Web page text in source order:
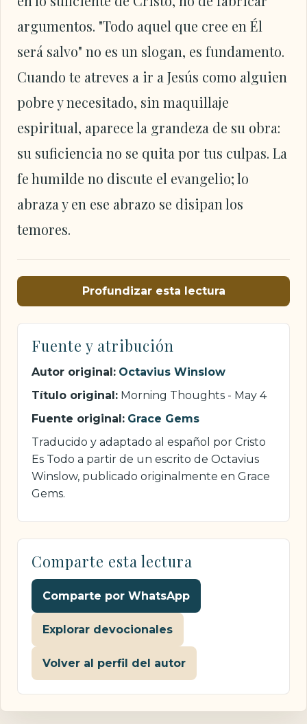
argumentos. "Todo aquel que cree en Él
será salvo" no es un slogan, es fundamento.
Cuando te atreves a ir a Jesús como alguien
pobre y necesitado, sin maquillaje
espiritual, aparece la grandeza de su obra:
su suficiencia no se quita por tus culpas. La
fe humilde no discute el evangelio; lo
abraza y en ese abrazo se disipan los
temores.
Profundizar esta lectura
Fuente y atribución
Autor original: Octavius Winslow
Título original: Morning Thoughts - May 4
Fuente original: Grace Gems
Traducido y adaptado al español por Cristo
Es Todo a partir de un escrito de Octavius
Winslow, publicado originalmente en Grace
Gems.
Comparte esta lectura
Comparte por WhatsApp
Explorar devocionales
Volver al perfil del autor